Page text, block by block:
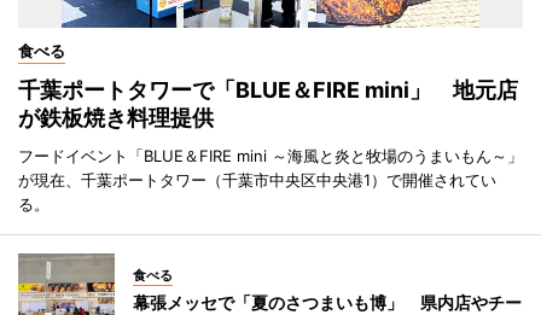
食べる
千葉ポートタワーで「BLUE＆FIRE mini」 地元店
が鉄板焼き料理提供
フードイベント「BLUE＆FIRE mini ～海風と炎と牧場のうまいもん～」
が現在、千葉ポートタワー（千葉市中央区中央港1）で開催されてい
る。
食べる
幕張メッセで「夏のさつまいも博」 県内店やチー